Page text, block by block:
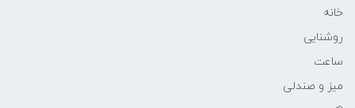
خانه
روشنایی
ساعت
میز و صندلی